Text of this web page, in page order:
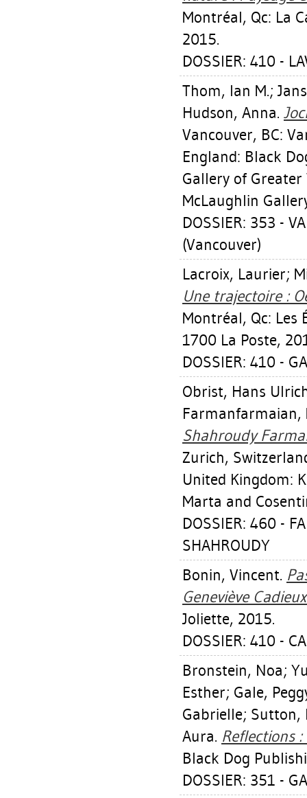
Montréal, Qc: La
2015.
DOSSIER: 410 -
Thom, Ian M.;
Hudson, Anna.
Vancouver, BC:
England: Black
Gallery of
McLaughlin
DOSSIER: 353 -
(Vancouver)
Lacroix, Laurier;
Une trajectoire :
Montréal, Qc: Les
1700 La Poste,
DOSSIER: 410 -
Obrist, Hans
Farmanfarmaian,
Shahroudy
Zurich,
United Kingdom:
Marta and
DOSSIER: 460 -
SHAHROUDY
Bonin, Vincent.
Geneviève
Joliette, 2015.
DOSSIER: 410 -
Bronstein, Noa;
Esther; Gale,
Gabrielle; Sutton,
Aura. Reflections
Black Dog
DOSSIER: 351 -